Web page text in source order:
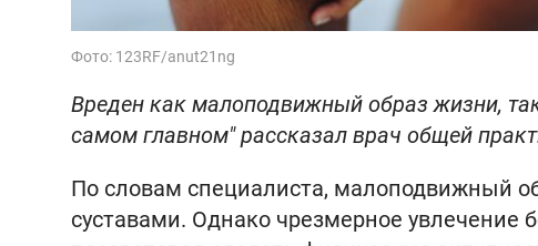
Фото: 123RF/anut21ng
Вреден как малоподвижный образ жизни,
самом главном" рассказал врач общей
По словам специалиста, малоподвижный
суставами. Однако чрезмерное увлечение